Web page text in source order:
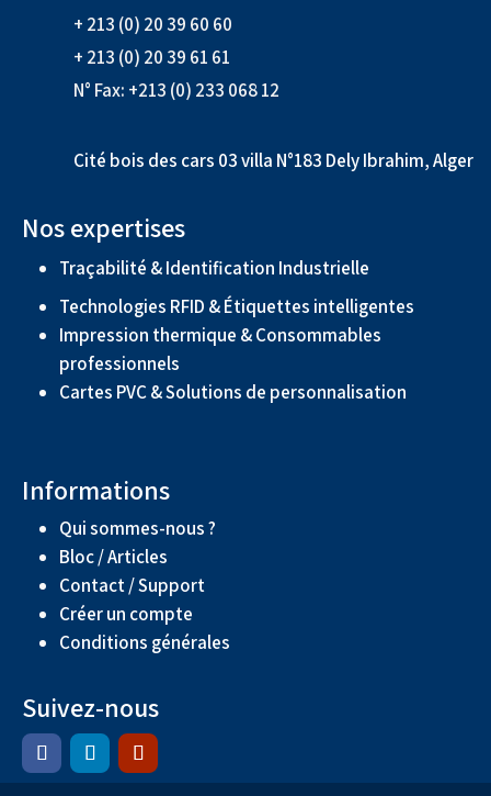
+ 213 (0) 20 39 60 60
+ 213 (0) 20 39 61 61
N° Fax: +213 (0) 233 068 12
Cité bois des cars 03 villa N°183 Dely Ibrahim, Alger
Nos expertises
Traçabilité & Identification Industrielle
Technologies RFID & Étiquettes intelligentes
Impression thermique & Consommables
professionnels
Cartes PVC & Solutions de personnalisation
Informations
Qui sommes-nous ?
Bloc / Articles
Contact / Support
Créer un compte
Conditions générales
Suivez-nous